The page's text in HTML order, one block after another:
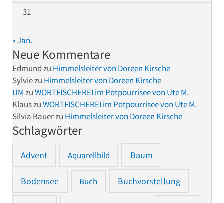
31
« Jan.
Neue Kommentare
Edmundzu Himmelsleiter von Doreen Kirsche
Sylviezu Himmelsleiter von Doreen Kirsche
UMzuWORTFISCHEREI im Potpourrisee von Ute M.
KlauszuWORTFISCHEREI im Potpourrisee von Ute M.
Silvia Bauerzu Himmelsleiter von Doreen Kirsche
Schlagwörter
Advent Aquarellbild Baum
Bodensee Buch Buchvorstellung